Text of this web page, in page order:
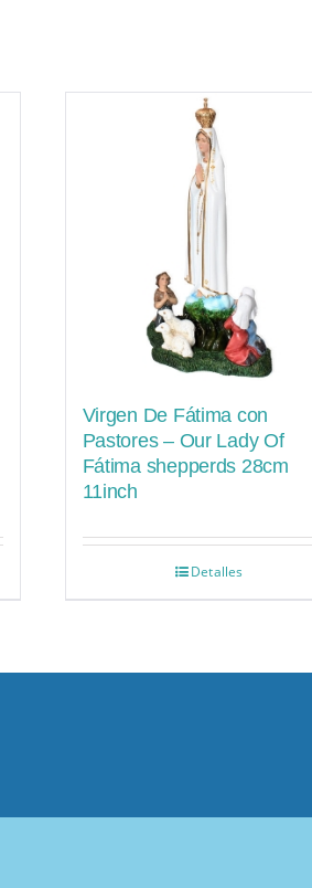
Virgen De Fátima con
Pastores – Our Lady Of
Fátima shepperds 28cm
11inch
Detalles